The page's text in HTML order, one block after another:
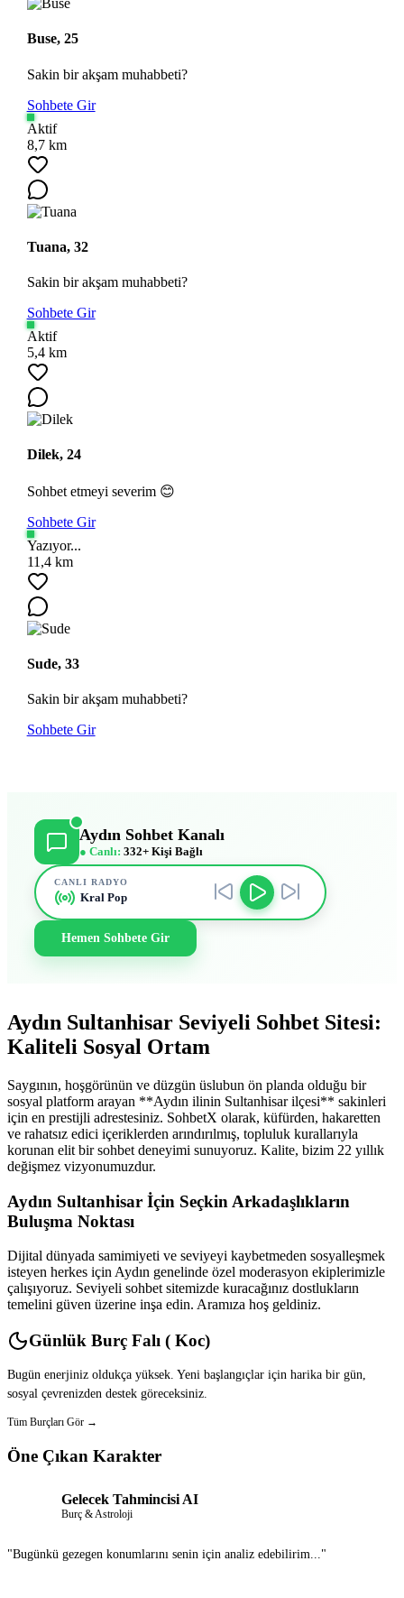
Buse, 25
Sakin bir akşam muhabbeti?
Sohbete Gir
Aktif
8,7 km
Tuana, 32
Sakin bir akşam muhabbeti?
Sohbete Gir
Aktif
5,4 km
Dilek, 24
Sohbet etmeyi severim 😊
Sohbete Gir
Yazıyor...
11,4 km
Sude, 33
Sakin bir akşam muhabbeti?
Sohbete Gir
Aydın Sohbet Kanalı
● Canlı: 332+ Kişi Bağlı
CANLI RADYO
Kral Pop
Hemen Sohbete Gir
Aydın Sultanhisar Seviyeli Sohbet Sitesi:
Kaliteli Sosyal Ortam
Saygının, hoşgörünün ve düzgün üslubun ön planda olduğu bir
sosyal platform arayan **Aydın ilinin Sultanhisar ilçesi** sakinleri
için en prestijli adrestesiniz. SohbetX olarak, küfürden, hakaretten
ve rahatsız edici içeriklerden arındırılmış, topluluk kurallarıyla
korunan elit bir sohbet deneyimi sunuyoruz. Kalite, bizim 22 yıllık
değişmez vizyonumuzdur.
Aydın Sultanhisar İçin Seçkin Arkadaşlıkların
Buluşma Noktası
Dijital dünyada samimiyeti ve seviyeyi kaybetmeden sosyalleşmek
isteyen herkes için Aydın genelinde özel moderasyon ekiplerimizle
çalışıyoruz. Seviyeli sohbet sitemizde kuracağınız dostlukların
temelini güven üzerine inşa edin. Aramıza hoş geldiniz.
Günlük Burç Falı ( Koc)
Bugün enerjiniz oldukça yüksek. Yeni başlangıçlar için harika bir gün,
sosyal çevrenizden destek göreceksiniz.
Tüm Burçları Gör →
Öne Çıkan Karakter
Gelecek Tahmincisi AI
Burç & Astroloji
"Bugünkü gezegen konumlarını senin için analiz edebilirim..."